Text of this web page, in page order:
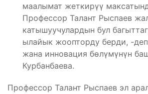
маалымат жеткирүү
Профессор Талант Рыспаев
катышуучулардын бул
ылайык жоопторду берди, -
жана инновация бөлүмүнүн
Курбанбаева.
Профессор Талант Рыспаев эл